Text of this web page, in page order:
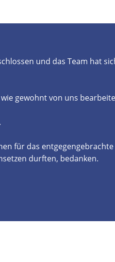
und das Team hat
gewohnt von uns
für das
durften, bedanken.